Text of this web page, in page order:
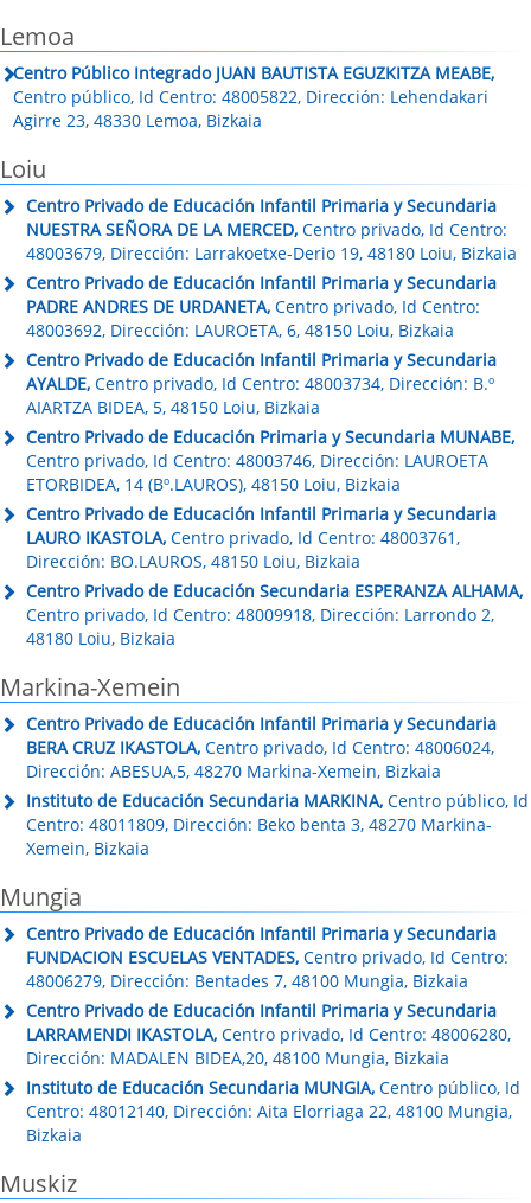
Lemoa
Centro Público Integrado JUAN BAUTISTA EGUZKITZA MEABE,
Centro público, Id Centro: 48005822, Dirección: Lehendakari
Agirre 23, 48330 Lemoa, Bizkaia
Loiu
Centro Privado de Educación Infantil Primaria y Secundaria
NUESTRA SEÑORA DE LA MERCED, Centro privado, Id Centro:
48003679, Dirección: Larrakoetxe-Derio 19, 48180 Loiu, Bizkaia
Centro Privado de Educación Infantil Primaria y Secundaria
PADRE ANDRES DE URDANETA, Centro privado, Id Centro:
48003692, Dirección: LAUROETA, 6, 48150 Loiu, Bizkaia
Centro Privado de Educación Infantil Primaria y Secundaria
AYALDE, Centro privado, Id Centro: 48003734, Dirección: B.º
AIARTZA BIDEA, 5, 48150 Loiu, Bizkaia
Centro Privado de Educación Primaria y Secundaria MUNABE,
Centro privado, Id Centro: 48003746, Dirección: LAUROETA
ETORBIDEA, 14 (Bº.LAUROS), 48150 Loiu, Bizkaia
Centro Privado de Educación Infantil Primaria y Secundaria
LAURO IKASTOLA, Centro privado, Id Centro: 48003761,
Dirección: BO.LAUROS, 48150 Loiu, Bizkaia
Centro Privado de Educación Secundaria ESPERANZA ALHAMA,
Centro privado, Id Centro: 48009918, Dirección: Larrondo 2,
48180 Loiu, Bizkaia
Markina-Xemein
Centro Privado de Educación Infantil Primaria y Secundaria
BERA CRUZ IKASTOLA, Centro privado, Id Centro: 48006024,
Dirección: ABESUA,5, 48270 Markina-Xemein, Bizkaia
Instituto de Educación Secundaria MARKINA, Centro público, Id
Centro: 48011809, Dirección: Beko benta 3, 48270 Markina-
Xemein, Bizkaia
Mungia
Centro Privado de Educación Infantil Primaria y Secundaria
FUNDACION ESCUELAS VENTADES, Centro privado, Id Centro:
48006279, Dirección: Bentades 7, 48100 Mungia, Bizkaia
Centro Privado de Educación Infantil Primaria y Secundaria
LARRAMENDI IKASTOLA, Centro privado, Id Centro: 48006280,
Dirección: MADALEN BIDEA,20, 48100 Mungia, Bizkaia
Instituto de Educación Secundaria MUNGIA, Centro público, Id
Centro: 48012140, Dirección: Aita Elorriaga 22, 48100 Mungia,
Bizkaia
Muskiz